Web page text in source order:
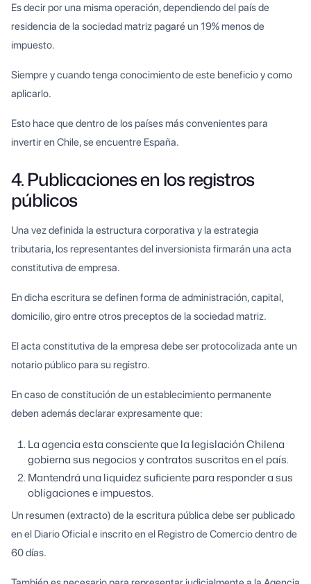
Es decir por una misma operación, dependiendo del país de
residencia de la sociedad matriz pagaré un 19% menos de
impuesto.
Siempre y cuando tenga conocimiento de este beneficio y como
aplicarlo.
Esto hace que dentro de los países más convenientes para
invertir en Chile, se encuentre España.
4. Publicaciones en los registros
públicos
Una vez definida la estructura corporativa y la estrategia
tributaria, los representantes del inversionista firmarán una acta
constitutiva de empresa.
En dicha escritura se definen forma de administración, capital,
domicilio, giro entre otros preceptos de la sociedad matriz.
El acta constitutiva de la empresa debe ser protocolizada ante un
notario público para su registro.
En caso de constitución de un establecimiento permanente
deben además declarar expresamente que:
La agencia esta consciente que la legislación Chilena
gobierna sus negocios y contratos suscritos en el país.
Mantendrá una liquidez suficiente para responder a sus
obligaciones e impuestos.
Un resumen (extracto) de la escritura pública debe ser publicado
en el Diario Oficial e inscrito en el Registro de Comercio dentro de
60 días.